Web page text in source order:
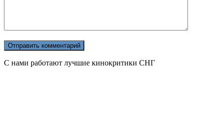
С нами работают лучшие кинокритики СНГ